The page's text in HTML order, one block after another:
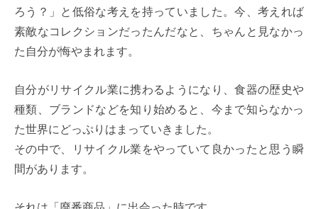
ろう？」と低俗な考えを持っていました。今、考えれば
素敵なコレクションだったんだなと、ちゃんと見なかっ
た自分が悔やまれます。
自分がリサイクル業に携わるようになり、食器の歴史や
種類、ブランドなどを知り始めると、今まで知らなかっ
た世界にどっぷりはまっていきました。
その中で、リサイクル業をやっていて良かったと思う瞬
間があります。